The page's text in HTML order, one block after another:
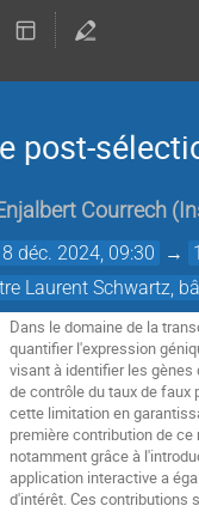
post-
Courrech (
déc. 2024, 09:30 →
Laurent Schwartz,
Dans le domaine de la
quantifier l'expression
visant à identifier les
de contrôle du taux de
cette limitation en
première contribution de
notamment grâce à
application interactive a
d'intérêt. Ces contributions